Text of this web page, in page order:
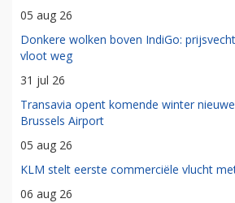
05 aug 26
Donkere wolken boven IndiGo:
vloot weg
31 jul 26
Transavia opent komende winter
Brussels Airport
05 aug 26
KLM stelt eerste commerciële vlucht
06 aug 26